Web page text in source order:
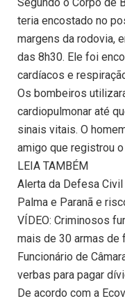
teria encostado no
margens da rodovia,
das 8h30. Ele foi
cardíacos e
Os bombeiros
cardiopulmonar até
sinais vitais. O
amigo que registrou
LEIA TAMBÉM
Alerta da Defesa
Palma e Paranã e
VÍDEO: Criminosos
mais de 30 armas de
Funcionário de
verbas para pagar
De acordo com a